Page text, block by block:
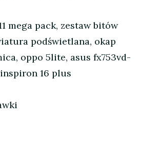
mega pack, zestaw bitów
podświetlana, okap
oppo 5lite, asus fx753vd-
16 plus